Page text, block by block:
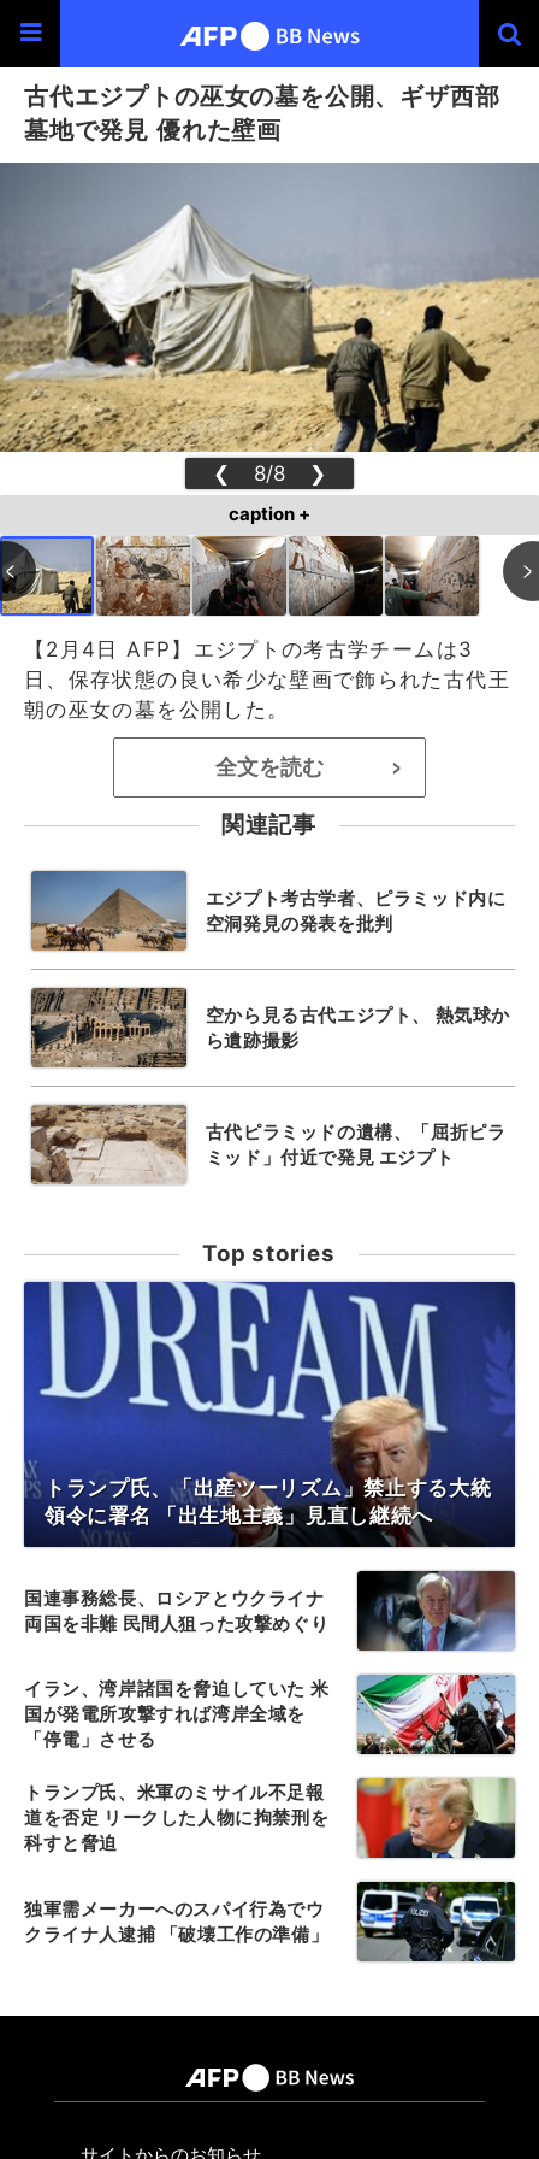
古代エジプトの巫女の墓を公開、ギザ西部
墓地で発見 優れた壁画
❮ 8/8 ❯
caption +
【2月4日 AFP】エジプトの考古学チームは3
日、保存状態の良い希少な壁画で飾られた古代王
朝の巫女の墓を公開した。
全文を読む >
関連記事
エジプト考古学者、ピラミッド内に
空洞発見の発表を批判
空から見る古代エジプト、 熱気球か
ら遺跡撮影
古代ピラミッドの遺構、「屈折ピラ
ミッド」付近で発見 エジプト
Top stories
トランプ氏、「出産ツーリズム」禁止する大統
領令に署名 「出生地主義」見直し継続へ
国連事務総長、ロシアとウクライナ
両国を非難 民間人狙った攻撃めぐり
イラン、湾岸諸国を脅迫していた 米
国が発電所攻撃すれば湾岸全域を
「停電」させる
トランプ氏、米軍のミサイル不足報
道を否定 リークした人物に拘禁刑を
科すと脅迫
独軍需メーカーへのスパイ行為でウ
クライナ人逮捕 「破壊工作の準備」